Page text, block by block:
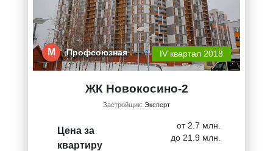
М Профсоюзная IV квартал 2018
ЖК Новокосино-2
Застройщик: Эксперт
Цена за
квартиру
от 2.7 млн.
до 21.9 млн.